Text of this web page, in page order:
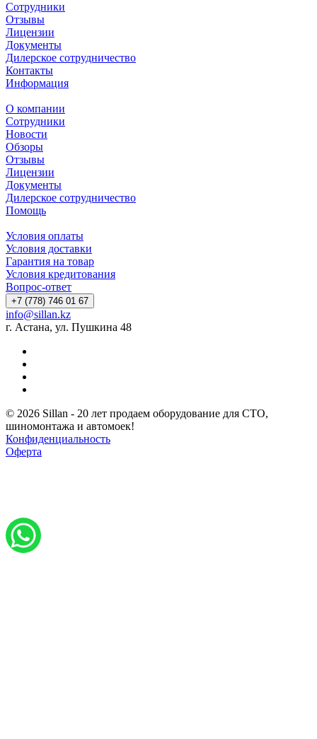
Сотрудники
Отзывы
Лицензии
Документы
Дилерское сотрудничество
Контакты
Информация
О компании
Сотрудники
Новости
Обзоры
Отзывы
Лицензии
Документы
Дилерское сотрудничество
Помощь
Условия оплаты
Условия доставки
Гарантия на товар
Условия кредитования
Вопрос-ответ
+7 (778) 746 01 67
info@sillan.kz
г. Астана, ул. Пушкина 48
© 2026 Sillan - 20 лет продаем оборудование для СТО,
шиномонтажа и автомоек!
Конфиденциальность
Оферта